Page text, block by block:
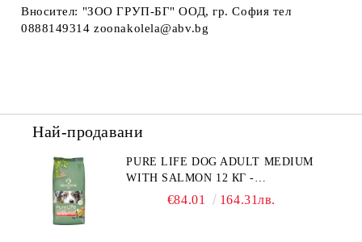
Вносител: "ЗОО ГРУП-БГ" ООД, гр. София тел
0888149314 zoonakolela@abv.bg
Най-продавани
PURE LIFE DOG ADULT MEDIUM
WITH SALMON 12 КГ -
ПЪЛНОЦЕННА ХРАНА ЗА
€84.01 164.31лв.